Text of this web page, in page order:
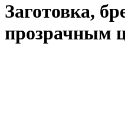
Заготовка,
прозрачным